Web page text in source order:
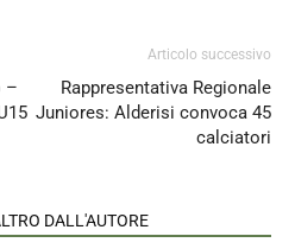
–
Articolo successivo
Rappresentativa Regionale
Juniores: Alderisi convoca 45
calciatori
DALL'AUTORE